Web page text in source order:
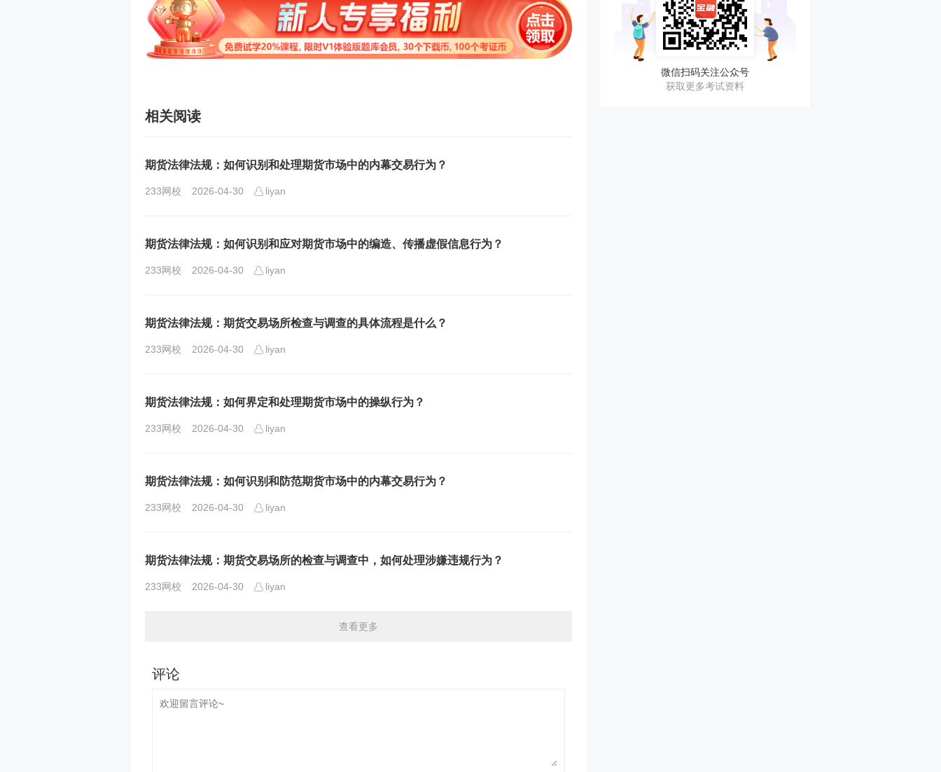
相关阅读
期货法律法规：如何识别和处理期货市场中的内幕交易行为？
233网校 2026-04-30 liyan
期货法律法规：如何识别和应对期货市场中的编造、传播虚假信息行为？
233网校 2026-04-30 liyan
期货法律法规：期货交易场所检查与调查的具体流程是什么？
233网校 2026-04-30 liyan
期货法律法规：如何界定和处理期货市场中的操纵行为？
233网校 2026-04-30 liyan
期货法律法规：如何识别和防范期货市场中的内幕交易行为？
233网校 2026-04-30 liyan
期货法律法规：期货交易场所的检查与调查中，如何处理涉嫌违规行为？
233网校 2026-04-30 liyan
查看更多
微信扫码关注公众号
获取更多考试资料